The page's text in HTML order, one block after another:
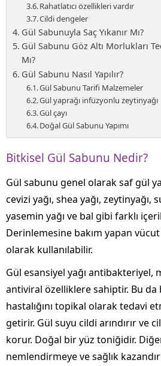
Rahatlatıcı özellikleri vardır
Cildi dengeler
Gül Sabunuyla Saç Yıkanır Mı?
Gül Sabunu Göz Altı Morlukları
Mı?
Gül Sabunu Nasıl Yapılır?
Gül Sabunu Tarifi Malzemeler
Gül yaprağı infüzyonlu zeytinyağı
Gül çayı
Doğal Gül Sabunu Yapımı
Bitkisel Gül Sabunu Nedir?
Gül sabunu genel olarak saf gül
cevizi yağı, shea yağı, zeytinyağı,
yasemin yağı ve bal gibi farklı
Derinlemesine bakım yapan
olarak kullanılabilir.
Gül esansiyel yağı antibakteriyel,
antiviral özelliklere sahiptir. Bu
hastalığını topikal olarak tedavi
getirir. Gül suyu cildi arındırır ve
korur. Doğal bir yüz toniğidir.
nemlendirmeye ve sağlık